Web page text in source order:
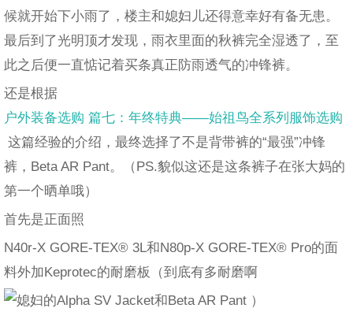
候就开始下小雨了，楼主和媳妇儿还得意幸好有备无患。
最后到了光明顶才发现，雨衣里面的秋裤完全湿透了，至
此之后便一直惦记着买条真正防雨透气的冲锋裤。
还是根据
户外装备选购 篇七：年终特典——始祖鸟全系列服饰选购
这篇经验的介绍，最终选择了不是背带裤的“最强”冲锋
裤，Beta AR Pant。（PS.貌似这还是这条裤子在张大妈的
第一个晒单哦）
首先是正面照
N40r-X GORE-TEX® 3L和N80p-X GORE-TEX® Pro的面
料外加Keprotec的耐磨板（到底有多耐磨啊
）